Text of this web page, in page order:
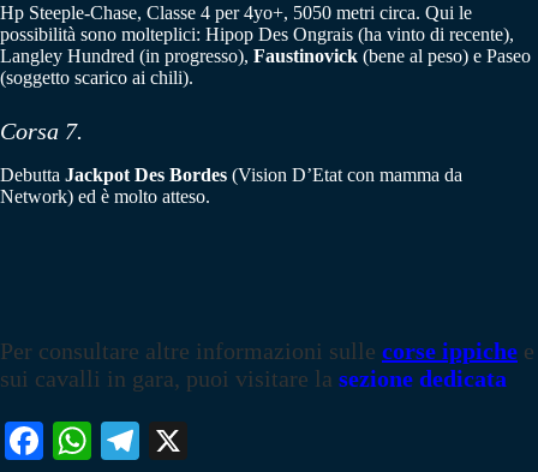
Hp Steeple-Chase, Classe 4 per 4yo+, 5050 metri circa. Qui le
possibilità sono molteplici: Hipop Des Ongrais (ha vinto di recente),
Langley Hundred (in progresso), Faustinovick (bene al peso) e Paseo
(soggetto scarico ai chili).
Corsa 7.
Debutta Jackpot Des Bordes (Vision D’Etat con mamma da
Network) ed è molto atteso.
Per consultare altre informazioni sulle corse ippiche e
sui cavalli in gara, puoi visitare la sezione dedicata
Fa W
Te